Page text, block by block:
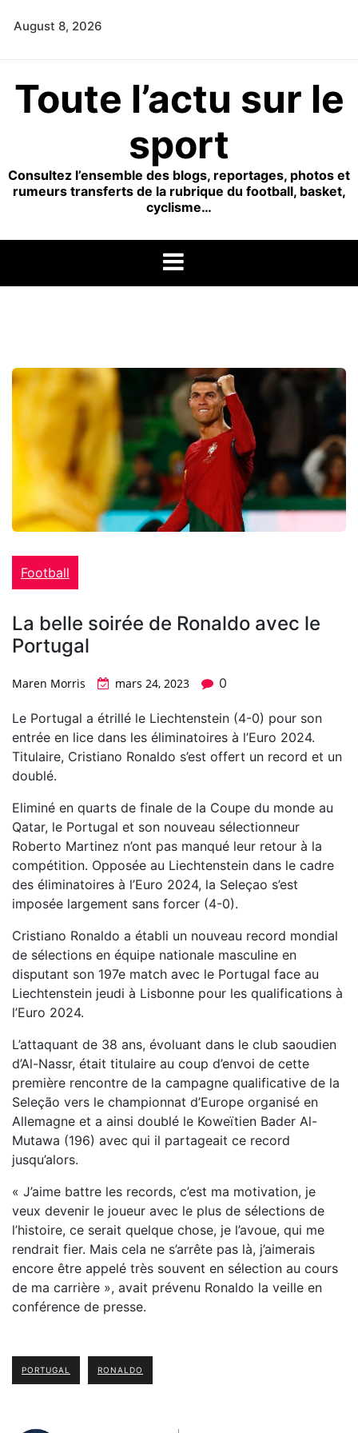
August 8, 2026
Toute l’actu sur le
sport
Consultez l’ensemble des blogs, reportages, photos et
rumeurs transferts de la rubrique du football, basket,
cyclisme…
Football
La belle soirée de Ronaldo avec le
Portugal
Maren Morris mars 24, 2023 0
Le Portugal a étrillé le Liechtenstein (4-0) pour son
entrée en lice dans les éliminatoires à l’Euro 2024.
Titulaire, Cristiano Ronaldo s’est offert un record et un
doublé.
Eliminé en quarts de finale de la Coupe du monde au
Qatar, le Portugal et son nouveau sélectionneur
Roberto Martinez n’ont pas manqué leur retour à la
compétition. Opposée au Liechtenstein dans le cadre
des éliminatoires à l’Euro 2024, la Seleçao s’est
imposée largement sans forcer (4-0).
Cristiano Ronaldo a établi un nouveau record mondial
de sélections en équipe nationale masculine en
disputant son 197e match avec le Portugal face au
Liechtenstein jeudi à Lisbonne pour les qualifications à
l’Euro 2024.
L’attaquant de 38 ans, évoluant dans le club saoudien
d’Al-Nassr, était titulaire au coup d’envoi de cette
première rencontre de la campagne qualificative de la
Seleção vers le championnat d’Europe organisé en
Allemagne et a ainsi doublé le Koweïtien Bader Al-
Mutawa (196) avec qui il partageait ce record
jusqu’alors.
« J’aime battre les records, c’est ma motivation, je
veux devenir le joueur avec le plus de sélections de
l’histoire, ce serait quelque chose, je l’avoue, qui me
rendrait fier. Mais cela ne s’arrête pas là, j’aimerais
encore être appelé très souvent en sélection au cours
de ma carrière », avait prévenu Ronaldo la veille en
conférence de presse.
PORTUGAL RONALDO